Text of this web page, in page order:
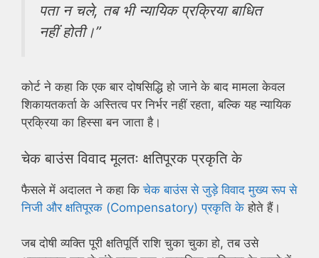
पता न चले, तब भी न्यायिक प्रक्रिया बाधित
नहीं होती।”
कोर्ट ने कहा कि एक बार दोषसिद्धि हो जाने के बाद मामला केवल
शिकायतकर्ता के अस्तित्व पर निर्भर नहीं रहता, बल्कि यह न्यायिक
प्रक्रिया का हिस्सा बन जाता है।
चेक बाउंस विवाद मूलतः क्षतिपूरक प्रकृति के
फैसले में अदालत ने कहा किचेक बाउंस से जुड़े विवाद मुख्य रूप से
निजी और क्षतिपूरक (Compensatory) प्रकृति केहोते हैं।
जब दोषी व्यक्ति पूरी क्षतिपूर्ति राशि चुका चुका हो, तब उसे